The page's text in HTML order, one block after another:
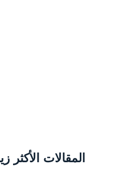
المقالات الأكثر